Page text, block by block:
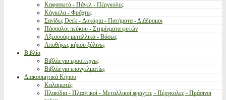
Καφασωτά - Πάνελ - Πέργκολες
Κάγκελα - Φράχτες
Σανίδες Deck - Δοκάρια - Πατήματα - Διάδρομοι
Πάσσαλοι πεύκου - Στηρίγματα φυτών
Αξεσουάρ μεταλλικά - Βάσεις
Αποθήκες κήπου ξύλινες
Βιβλία
Βιβλία για ερασιτέχνες
Βιβλία για επαγγελματίες
Διακοσμητικά Κήπου
Καλαμωτές
Πλακίδια - Πλαστικοί - Μεταλλικοί φράχτες - Πέργκολες - Πράσινοι